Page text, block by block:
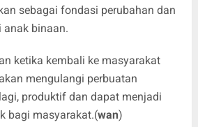
sebagai fondasi perubahan dan
anak binaan.
ketika kembali ke masyarakat
mengulangi perbuatan
produktif dan dapat menjadi
bagi masyarakat.(wan)